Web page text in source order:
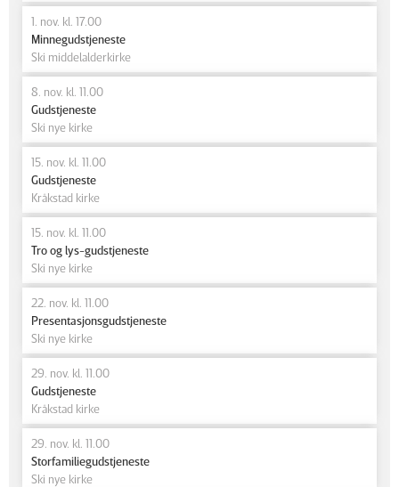
1. nov. kl. 17.00
Minnegudstjeneste
Ski middelalderkirke
8. nov. kl. 11.00
Gudstjeneste
Ski nye kirke
15. nov. kl. 11.00
Gudstjeneste
Kråkstad kirke
15. nov. kl. 11.00
Tro og lys-gudstjeneste
Ski nye kirke
22. nov. kl. 11.00
Presentasjonsgudstjeneste
Ski nye kirke
29. nov. kl. 11.00
Gudstjeneste
Kråkstad kirke
29. nov. kl. 11.00
Storfamiliegudstjeneste
Ski nye kirke